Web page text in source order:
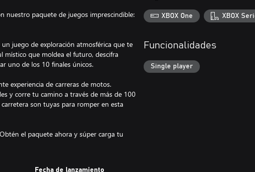
nuestro paquete de juegos imprescindible:
juego de exploración atmosférica que te
místico que moldea el futuro, descifra
uno de los 10 finales únicos.
experiencia de carreras de motos.
y corre tu camino a través de más de 100
son tuyas para romper en esta
el paquete ahora y súper carga tu
Fecha de lanzamiento
XBOX One XBOX
Funcionalidades
Single player